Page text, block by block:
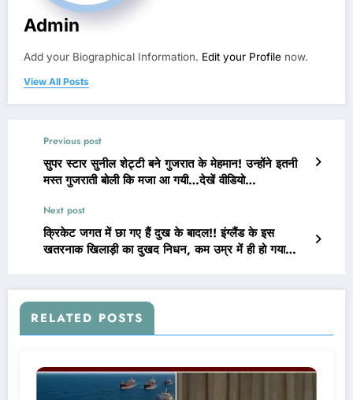
Admin
Add your Biographical Information. Edit your Profile now.
View All Posts
Previous post
सुपर स्टार सुनील शेट्टी बने गुजरात के मेहमान! उन्होंने इतनी
मस्त गुजराती बोली कि मजा आ गयी…देखें वीडियो…
Next post
क्रिकेट जगत में छा गए हैं दुख के बादल!! इंग्लैंड के इस
खतरनाक खिलाड़ी का दुखद निधन, कम उम्र में ही हो गया
RELATED POSTS